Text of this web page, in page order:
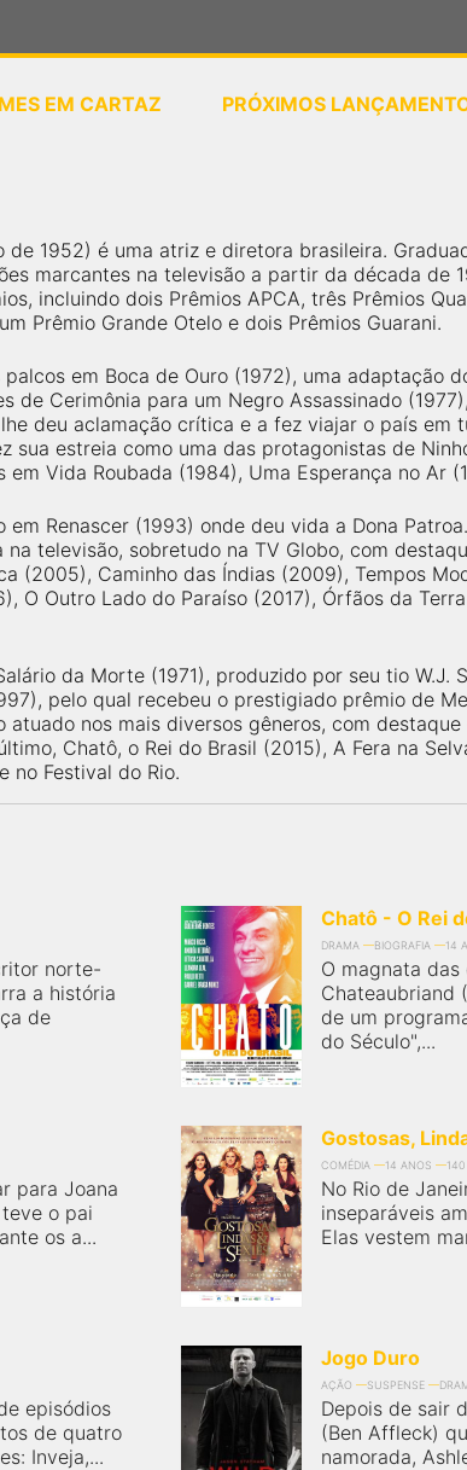
EM CARTAZ PRÓXIMOS
1952) é uma atriz e diretora brasileira.
marcantes na televisão a partir da década de
incluindo dois Prêmios APCA, três Prêmios
Prêmio Grande Otelo e dois Prêmios Guarani.
em Boca de Ouro (1972), uma adaptação
de Cerimônia para um Negro Assassinado
deu aclamação crítica e a fez viajar o país em
estreia como uma das protagonistas de
Vida Roubada (1984), Uma Esperança no Ar
Renascer (1993) onde deu vida a Dona
televisão, sobretudo na TV Globo, com
(2005), Caminho das Índias (2009), Tempos
O Outro Lado do Paraíso (2017), Órfãos da
da Morte (1971), produzido por seu tio W.J.
pelo qual recebeu o prestigiado prêmio de
nos mais diversos gêneros, com
Chatô, o Rei do Brasil (2015), A Fera na
no Festival do Rio.
norte-
a história
de
Chatô - O Rei
DRAMA BIOGRAFIA 14
O magnata das
Chateaubriand
de um
do Século",...
para Joana
o pai
os a...
Gostosas,
COMÉDIA 14 ANOS
No Rio de
inseparáveis
Elas vestem
episódios
de quatro
Inveja,...
Jogo Duro
AÇÃO SUSPENSE
Depois de sair
(Ben Affleck)
namorada,